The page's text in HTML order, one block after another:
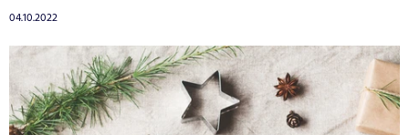
04.10.2022